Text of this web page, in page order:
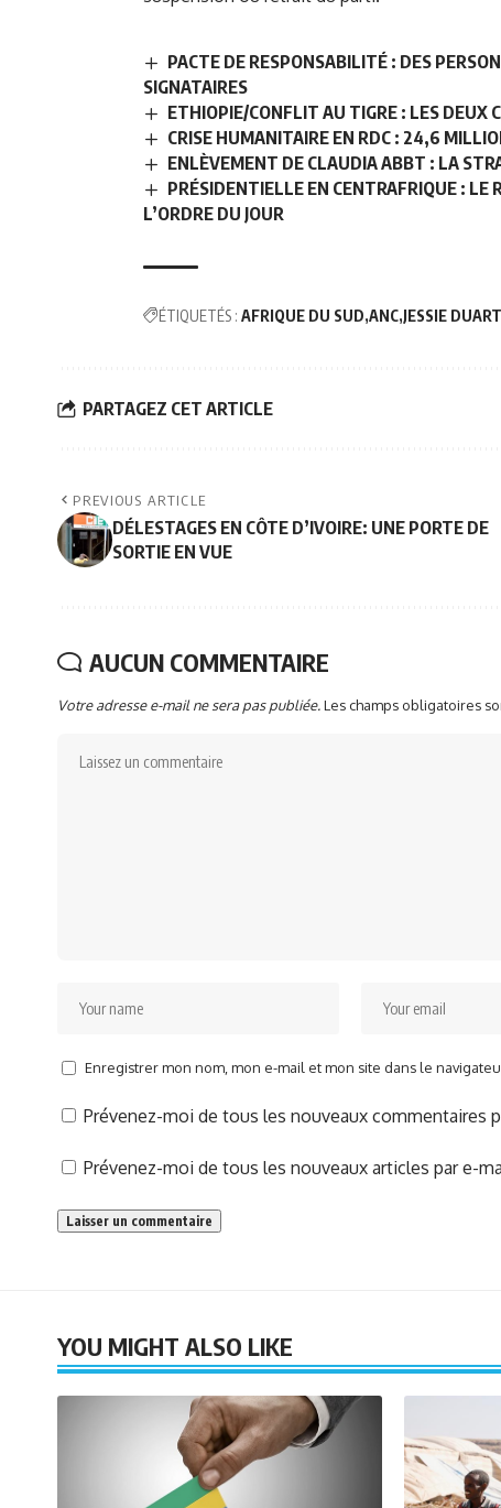
PACTE DE RESPONSABILITÉ : DES
SIGNATAIRES
ETHIOPIE/CONFLIT AU TIGRE : LES DEUX
CRISE HUMANITAIRE EN RDC : 24,6
ENLÈVEMENT DE CLAUDIA ABBT : LA
PRÉSIDENTIELLE EN CENTRAFRIQUE : LE
L’ORDRE DU JOUR
ÉTIQUETÉS : AFRIQUE DU SUD ANC JESSIE
PARTAGEZ CET ARTICLE
PREVIOUS ARTICLE
DÉLESTAGES EN CÔTE D’IVOIRE: UNE PORTE DE
SORTIE EN VUE
AUCUN COMMENTAIRE
Votre adresse e-mail ne sera pas publiée.Les champs obligatoires
Enregistrer mon nom, mon e-mail et mon site dans le
Prévenez-moi de tous les nouveaux commentaires
Prévenez-moi de tous les nouveaux articles par e-
YOU MIGHT ALSO LIKE